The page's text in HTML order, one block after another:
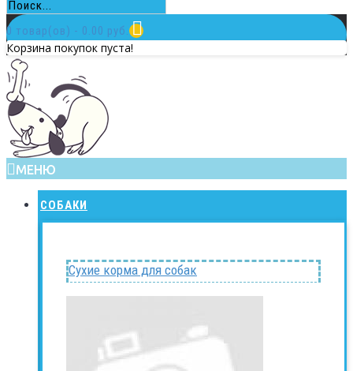
0 товар(ов) - 0.00 руб.
Корзина покупок пуста!
МЕНЮ
СОБАКИ
Сухие корма для собак